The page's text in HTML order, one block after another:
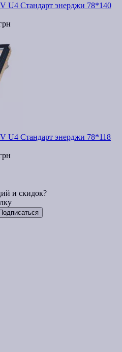
U4 Стандарт энерджи 78*140
U4 Стандарт энерджи 78*118
и скидок?
Подписаться